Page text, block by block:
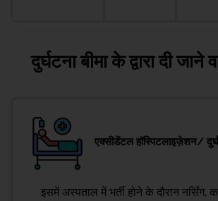
दुर्घटना बीमा के द्वारा दी
एक्सीडेंटल हॉस्पिटलाइज़ेशन/
इसमें अस्पताल में भर्ती होने के दौरान नर्सिंग,